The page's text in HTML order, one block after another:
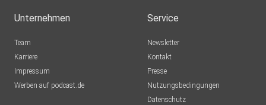
Unternehmen
Team
Karriere
Impressum
Werben auf podcast.de
Service
Newsletter
Kontakt
Presse
Nutzungsbedingungen
Datenschutz